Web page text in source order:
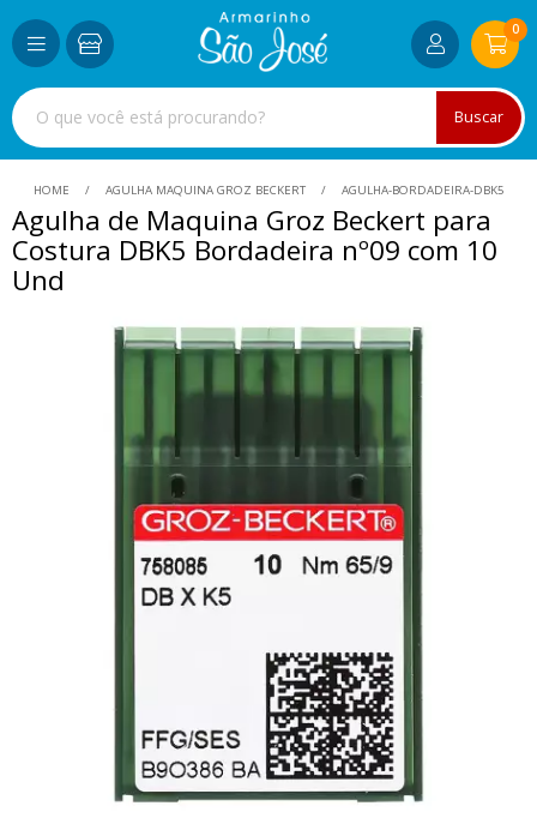
Buscar
0
HOME AGULHA MAQUINA GROZ BECKERT AGULHA-BORDADEIRA-DBK5
Agulha de Maquina Groz Beckert para
Costura DBK5 Bordadeira nº09 com 10
Und